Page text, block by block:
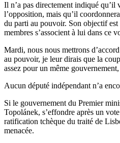
Il n’a pas directement indiqué qu’il
l’opposition, mais qu’il
du parti au pouvoir. Son objectif est
membres s’associent à lui dans ce
Mardi, nous nous mettrons
au pouvoir, je leur dirais que la
assez pour un même
Aucun député indépendant n’a
Si le gouvernement du Premier
Topolánek, s’effondre après un
ratification tchèque du traité de
menacée.